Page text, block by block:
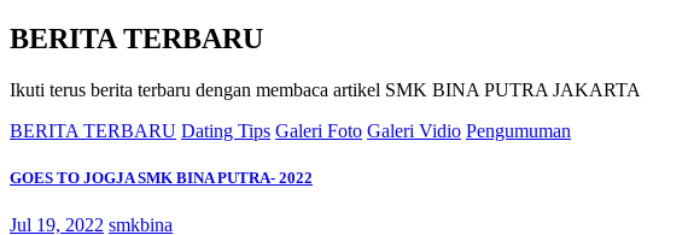
BERITA TERBARU
Ikuti terus berita terbaru dengan membaca artikel SMK BINA PUTRA JAKARTA
BERITA TERBARU Dating Tips Galeri Foto Galeri Vidio Pengumuman
GOES TO JOGJA SMK BINA PUTRA- 2022
Jul 19, 2022 smkbina